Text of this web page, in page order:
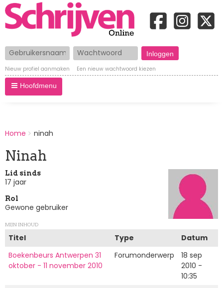
Gebruikersnaam Wachtwoord
Nieuw profiel aanmaken Een nieuw wachtwoord kiezen
Hoofdmenu
BREADCRUMBS
You
here:
Home ninah
Ninah
Lid sinds
17 jaar
Rol
Gewone gebruiker
MIJN INHOUD
Titel Type
Datum
Boekenbeurs Antwerpen 31
oktober - 11 november 2010
Forumonderwerp
18 sep
2010 -
10:35